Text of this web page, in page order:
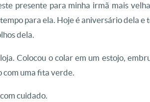
presente para minha irmã mais
para ela. Hoje é aniversário dela
dela.
Colocou o colar em um estojo,
com uma fita verde.
cuidado.